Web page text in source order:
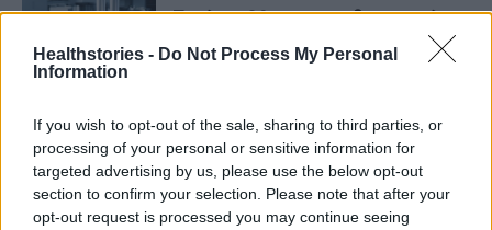
Healthstories - Do Not Process My Personal
Information
If you wish to opt-out of the sale, sharing to third parties, or
processing of your personal or sensitive information for
targeted advertising by us, please use the below opt-out
section to confirm your selection. Please note that after your
opt-out request is processed you may continue seeing
ΕΙΔΉΣΕΙΣ
Περίπου 30 φαρμακοβιομηχανίες
κοιτούν προς τις ΗΠΑ, εκτός αν η
Ευρώπη αυξήσει τις τιμές των
Η ζέστη και οι πλημμύρες
γονάτισαν την Ευρώπη το 2024
15 Απριλίου 2025